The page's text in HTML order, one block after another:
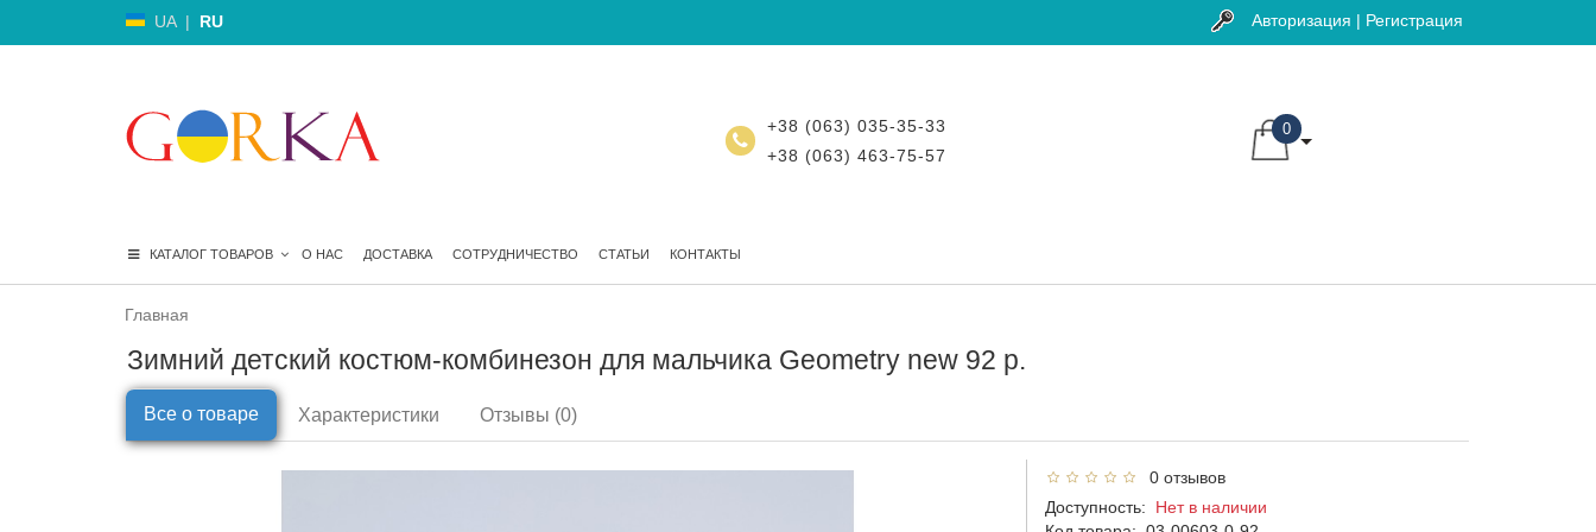
UA | RU Авторизация | Регистрация
+38 (063) 035-35-33
+38 (063) 463-75-57
0
КАТАЛОГ ТОВАРОВ О НАС ДОСТАВКА СОТРУДНИЧЕСТВО СТАТЬИ КОНТАКТЫ
Главная
Зимний детский костюм-комбинезон для мальчика Geometry new 92 р.
Все о товаре Характеристики Отзывы (0)
0 отзывов
Доступность: Нет в наличии